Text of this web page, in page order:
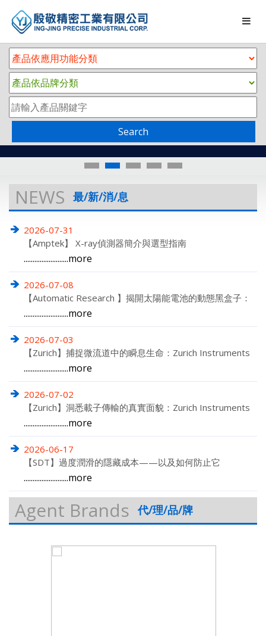
Search
NEWS 最/新/消/息
2026-07-31
【Amptek】 X-ray偵測器簡介與選型指南
.........................more
2026-07-08
【Automatic Research 】揭開太陽能電池的動態黑盒子：
Automatic Research TMU 如何重塑電荷動力學分析
.........................more
2026-07-03
【Zurich】捕捉微流道中的瞬息生命：Zurich Instruments
鎖相放大器在單細胞偵測與高速分選的極致方案
.........................more
2026-07-02
【Zurich】洞悉載子傳輸的真實面貌：Zurich Instruments
在高階 AC 霍爾效應量測的突破性方案
.........................more
2026-06-17
【SDT】過度潤滑的隱藏成本——以及如何防止它
.........................more
Agent Brands 代/理/品/牌